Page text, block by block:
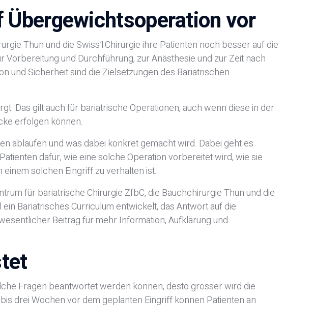
vor
Thun und die Swiss1Chirurgie ihre Patienten noch besser auf die
und Durchführung, zur Anästhesie und zur Zeit nach
und Sicherheit sind die Zielsetzungen des Bariatrischen
Das gilt auch für bariatrische Operationen, auch wenn diese in der
erfolgen können.
ablaufen und was dabei konkret gemacht wird. Dabei geht es
dafür, wie eine solche Operation vorbereitet wird, wie sie
solchen Eingriff zu verhalten ist.
für bariatrische Chirurgie ZfbC, die Bauchchirurgie Thun und die
Bariatrisches Curriculum entwickelt, das Antwort auf die
Beitrag für mehr Information, Aufklärung und
Fragen beantwortet werden können, desto grösser wird die
drei Wochen vor dem geplanten Eingriff können Patienten an